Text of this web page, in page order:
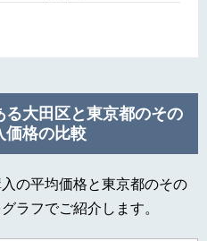
大田区と東京都のその
価格の比較
の平均価格と東京都のその
ラフでご紹介します。